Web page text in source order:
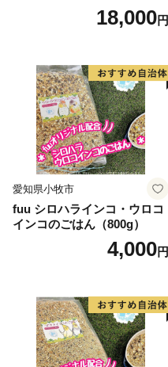
18,000円
愛知県小牧市
fuu シロハラインコ・ウロコ
インコのごはん（800g）
4,000円